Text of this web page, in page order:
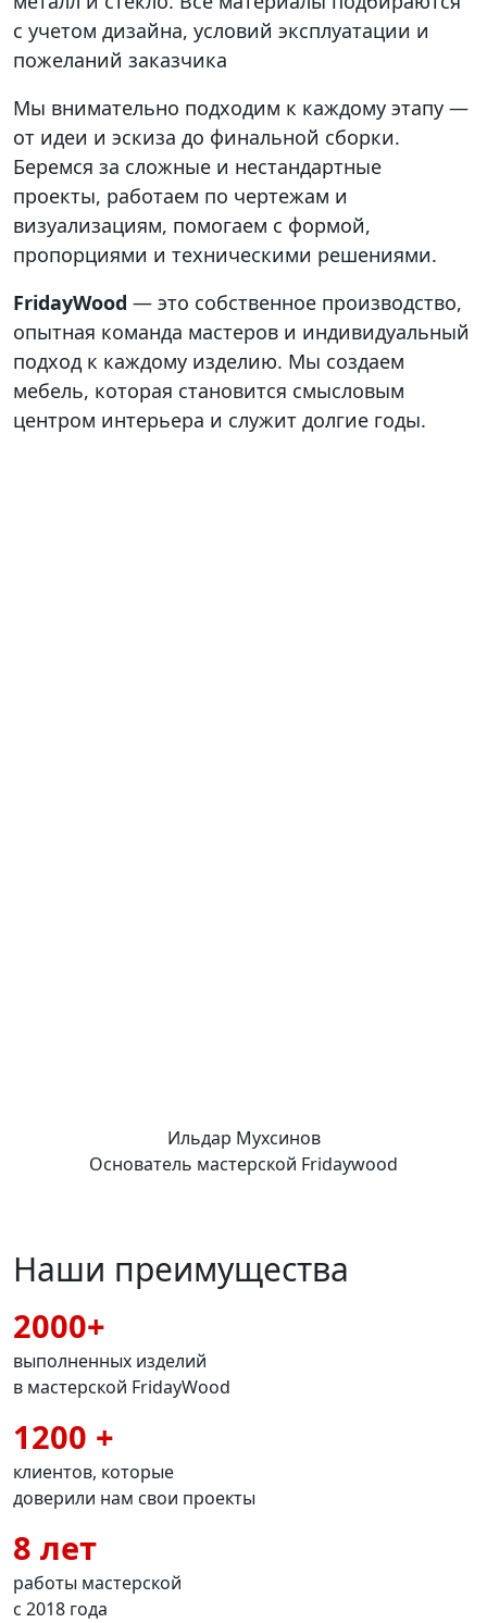
с учетом дизайна, условий эксплуатации и
пожеланий заказчика
Мы внимательно подходим к каждому этапу —
от идеи и эскиза до финальной сборки.
Беремся за сложные и нестандартные
проекты, работаем по чертежам и
визуализациям, помогаем с формой,
пропорциями и техническими решениями.
FridayWood — это собственное производство,
опытная команда мастеров и индивидуальный
подход к каждому изделию. Мы создаем
мебель, которая становится смысловым
центром интерьера и служит долгие годы.
Ильдар Мухсинов
Основатель мастерской Fridaywood
Наши преимущества
2000+
выполненных изделий
в мастерской FridayWood
1200 +
клиентов, которые
доверили нам свои проекты
8 лет
работы мастерской
с 2018 года